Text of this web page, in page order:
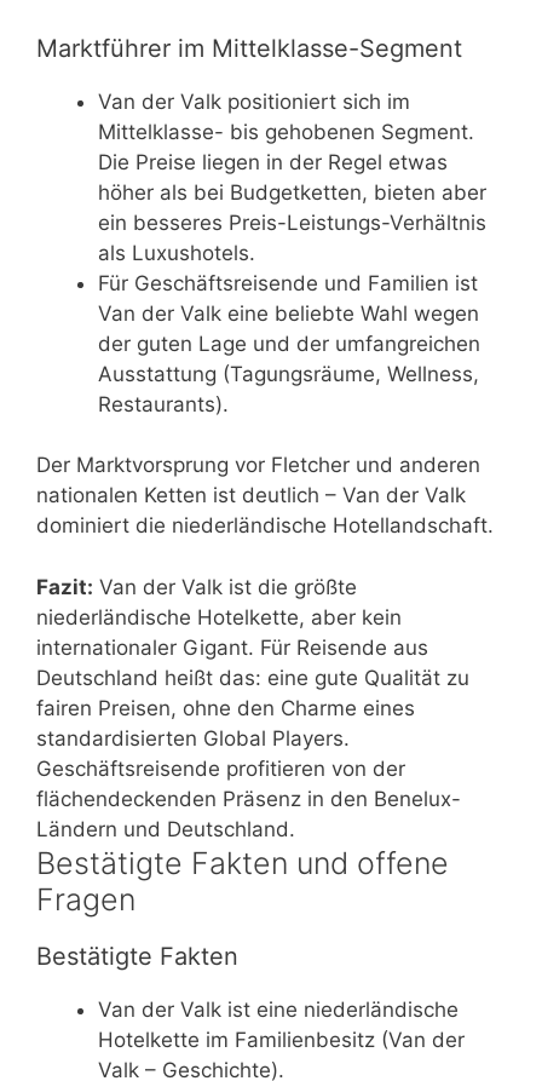
Marktführer im Mittelklasse-Segment
Van der Valk positioniert sich im
Mittelklasse- bis gehobenen Segment.
Die Preise liegen in der Regel etwas
höher als bei Budgetketten, bieten aber
ein besseres Preis-Leistungs-Verhältnis
als Luxushotels.
Für Geschäftsreisende und Familien ist
Van der Valk eine beliebte Wahl wegen
der guten Lage und der umfangreichen
Ausstattung (Tagungsräume, Wellness,
Restaurants).
Der Marktvorsprung vor Fletcher und anderen
nationalen Ketten ist deutlich – Van der Valk
dominiert die niederländische Hotellandschaft.
Fazit: Van der Valk ist die größte
niederländische Hotelkette, aber kein
internationaler Gigant. Für Reisende aus
Deutschland heißt das: eine gute Qualität zu
fairen Preisen, ohne den Charme eines
standardisierten Global Players.
Geschäftsreisende profitieren von der
flächendeckenden Präsenz in den Benelux-
Ländern und Deutschland.
Bestätigte Fakten und offene
Fragen
Bestätigte Fakten
Van der Valk ist eine niederländische
Hotelkette im Familienbesitz (Van der
Valk – Geschichte).